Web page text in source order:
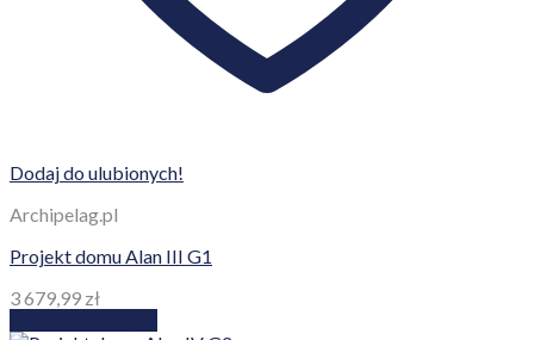
Dodaj do ulubionych!
Archipelag.pl
Projekt domu Alan III G1
3 679,99 zł